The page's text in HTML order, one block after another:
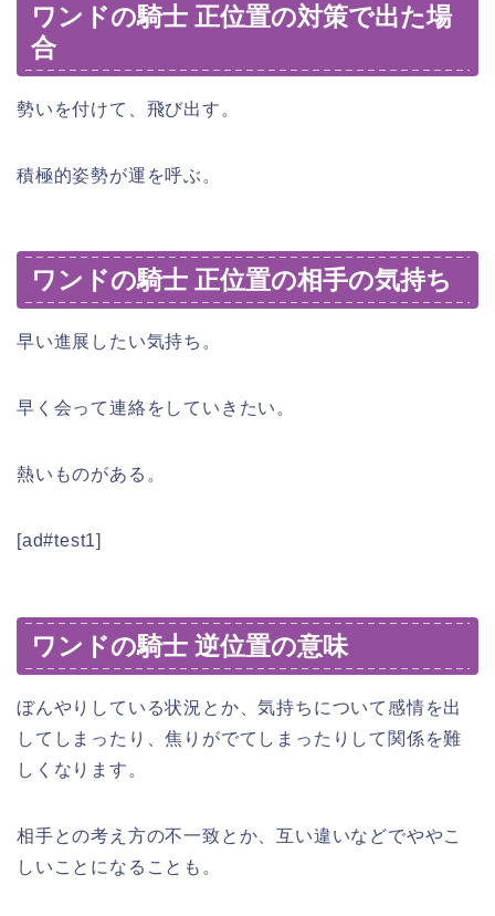
ワンドの騎士 正位置の対策で出た場
合
勢いを付けて、飛び出す。
積極的姿勢が運を呼ぶ。
ワンドの騎士 正位置の相手の気持ち
早い進展したい気持ち。
早く会って連絡をしていきたい。
熱いものがある。
[ad#test1]
ワンドの騎士 逆位置の意味
ぼんやりしている状況とか、気持ちについて感情を出
してしまったり、焦りがでてしまったりして関係を難
しくなります。
相手との考え方の不一致とか、互い違いなどでややこ
しいことになることも。